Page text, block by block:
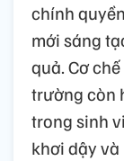
chính
mới sáng
quả. Cơ
trường còn
trong sinh
khơi dậy